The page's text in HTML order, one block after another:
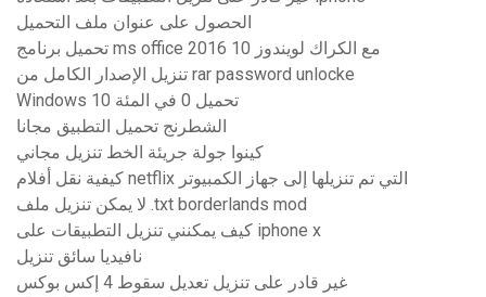
الحصول على عنوان ملف التحميل
تحميل برنامج ms office 2016 مع الكراك لويندوز 10
تنزيل الإصدار الكامل من rar password unlocke
Windows 10 تحميل 0 في المئة
الشطرنج تحميل التطبيق مجانا
كينوا جولة جريئة الخط تنزيل مجاني
كيفية نقل أفلام netflix التي تم تنزيلها إلى جهاز الكمبيوتر
لا يمكن تنزيل ملف .txt borderlands mod
كيف يمكنني تنزيل التطبيقات على iphone x
نافيديا سائق تنزيل
غير قادر على تنزيل تعديل سقوط 4 إكس بوكس